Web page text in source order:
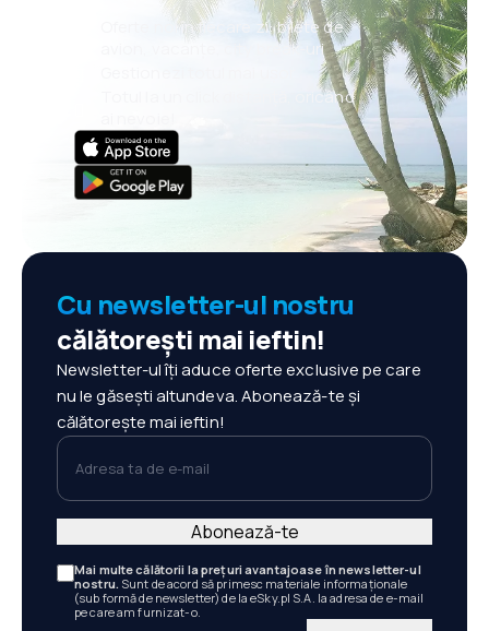
Oferte noi în fiecare zi: bilete de
avion, vacanțe, city break-uri
Totul la un click distanță, oricând
Cu newsletter-ul nostru
călătorești mai ieftin!
Newsletter-ul îți aduce oferte exclusive pe care
nu le găsești altundeva. Abonează-te și
călătorește mai ieftin!
Adresa ta de e-mail
Mai multe călătorii la prețuri avantajoase în newsletter-ul
nostru. Sunt de acord să primesc materiale informaționale
(sub formă de newsletter) de la eSky.pl S.A. la adresa de e-mail
pe care am furnizat-o.
Abonează-te